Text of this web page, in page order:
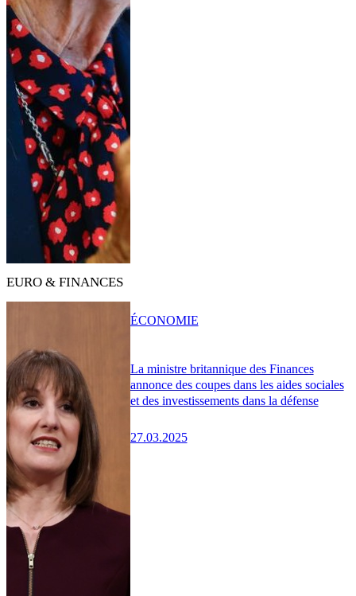
EURO & FINANCES
La ministre britannique des Finances
annonce des coupes dans les aides sociales
et des investissements dans la défense
27.03.2025
ÉCONOMIE